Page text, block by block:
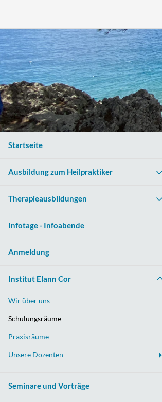
Startseite
Ausbildung zum Heilpraktiker
Therapieausbildungen
Infotage - Infoabende
Anmeldung
Institut Elann Cor
Wir über uns
Schulungsräume
Praxisräume
Unsere Dozenten
Seminare und Vorträge